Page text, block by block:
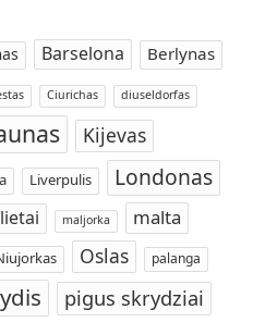
Barselona Berlynas
Ciurichas diuseldorfas
Kijevas
Liverpulis Londonas
maljorka malta
Oslas palanga
pigus skrydziai